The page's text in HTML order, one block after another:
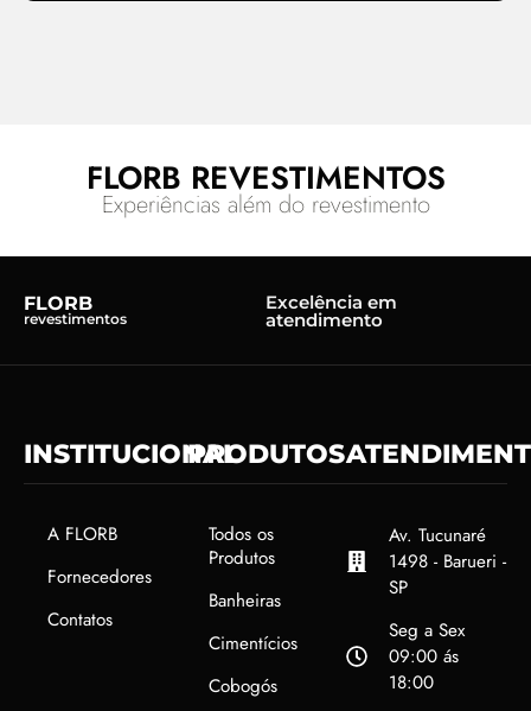
FLORB REVESTIMENTOS
Experiências além do revestimento
FLORB
revestimentos
Excelência em
atendimento
INSTITUCIONAL
A FLORB
Fornecedores
Contatos
PRODUTOS
Todos os
Produtos
Banheiras
Cimentícios
Cobogós
Av. Tucunaré
1498 - Barueri -
SP
Seg a Sex
09:00 ás
18:00